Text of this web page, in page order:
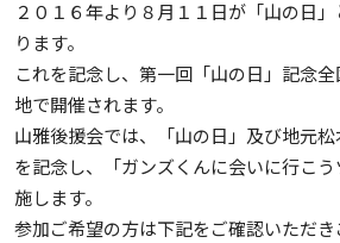
２０１６年より８月１１日が「山の日
ります。
これを記念し、第一回「山の日」記念
地で開催されます。
山雅後援会では、「山の日」及び地元
を記念し、「ガンズくんに会いに行こ
施します。
参加ご希望の方は下記をご確認いただき